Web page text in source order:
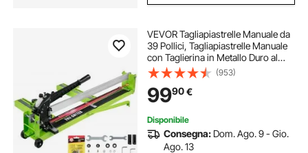
VEVOR Tagliapiastrelle Manuale da
39 Pollici, Tagliapiastrelle Manuale
con Taglierina in Metallo Duro al
Carburo di Tungsteno, Taglierina
Professionale per Plancia in Vinile,
Guida Laser Regolabile
(953)
9990€
Disponibile
Consegna: Dom. Ago. 9 - Gio.
Ago. 13